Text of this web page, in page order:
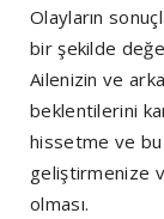
Olayların
bir şekilde
Ailenizin ve
beklentilerini
hissetme ve bu
geliştirmenize
olması.